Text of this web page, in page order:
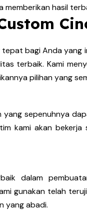
memberikan hasil
bagi Anda yang
terbaik. Kami
pilihan yang
sepenuhnya
kami akan
dalam
gunakan telah
yang abadi.